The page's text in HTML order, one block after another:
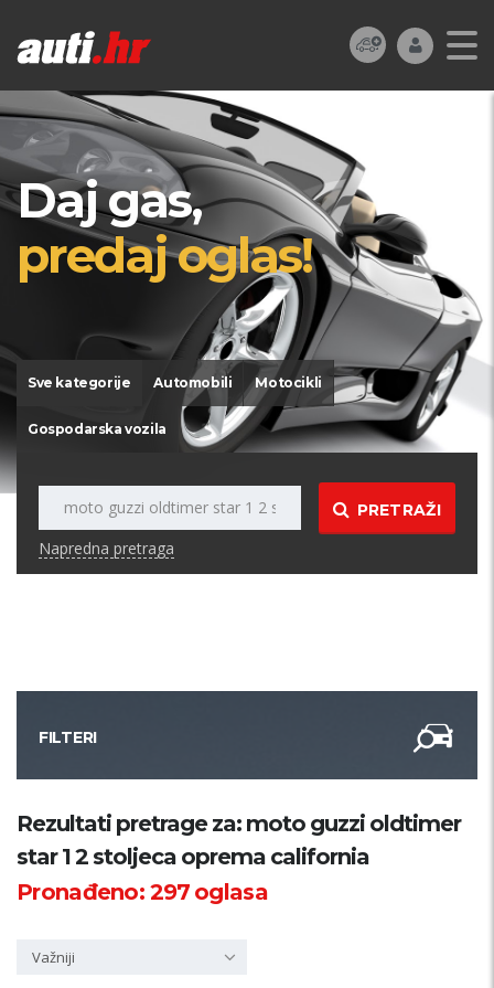
Daj gas,
predaj oglas!
Sve kategorije Automobili Motocikli
Gospodarska vozila
PRETRAŽI
Napredna pretraga
FILTERI
Kategorija
Županija
Rezultati pretrage za: moto guzzi oldtimer
star 1 2 stoljeca oprema california
Pronađeno:297oglasa
Važniji